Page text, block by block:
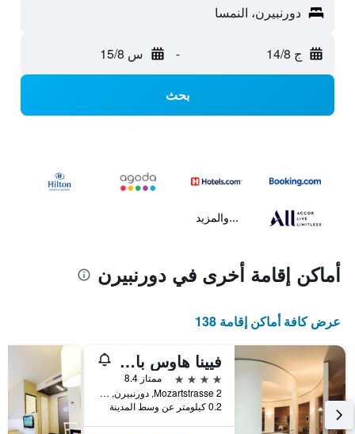
دورنبيرن، النمسا
ج 14/8 - س 15/8
بحث
...والمزيد
أماكن إقامة أخرى في دورنبيرن
عرض كافة أماكن إقامة 138
فيينا هاوس باي ويندام مارتينسبارك دورنبيرن
4 نجوم
ممتاز 8.4
Mozartstrasse 2, دورنبيرن, فورارلبرغ, النمسا
0.2 كيلومتر عن وسط المدينة